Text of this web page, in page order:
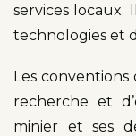
services
technologies et
Les conventions
recherche et
minier et ses